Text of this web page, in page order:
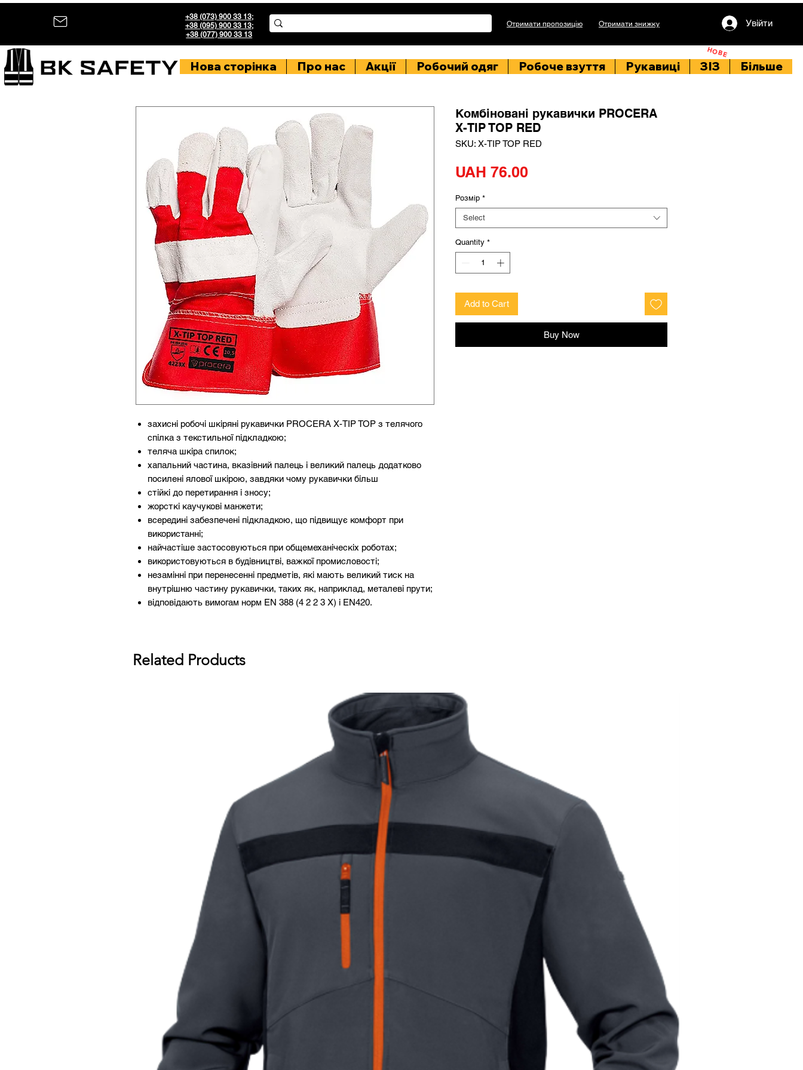
+38 (073) 900 33 13;
+38 (095) 900 33 13;
+38 (077) 900 33 13
Отримати пропозицію Отримати знижку Увійти
НОВЕ
Нова сторінка Про нас Акції Робочий одяг Робоче взуття Рукавиці ЗІЗ Більше
захисні робочі шкіряні рукавички PROCERA X-TIP TOP з телячого
спілка з текстильної підкладкою;
теляча шкіра спилок;
хапальний частина, вказівний палець і великий палець додатково
посилені ялової шкірою, завдяки чому рукавички більш
стійкі до перетирання і зносу;
жорсткі каучукові манжети;
всередині забезпечені підкладкою, що підвищує комфорт при
використанні;
найчастіше застосовуються при общемеханіческіх роботах;
використовуються в будівництві, важкої промисловості;
незамінні при перенесенні предметів, які мають великий тиск на
внутрішню частину рукавички, таких як, наприклад, металеві прути;
відповідають вимогам норм EN 388 (4 2 2 3 X) і EN420.
Комбіновані рукавички PROCERA
X-TIP TOP RED
SKU: X-TIP TOP RED
UAH 76.00
Розмір *
Select
Quantity *
Add to Cart
Buy Now
Related Products